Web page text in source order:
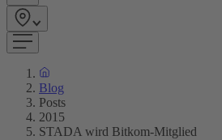
Blog
Posts
2015
STADA wird Bitkom-Mitglied